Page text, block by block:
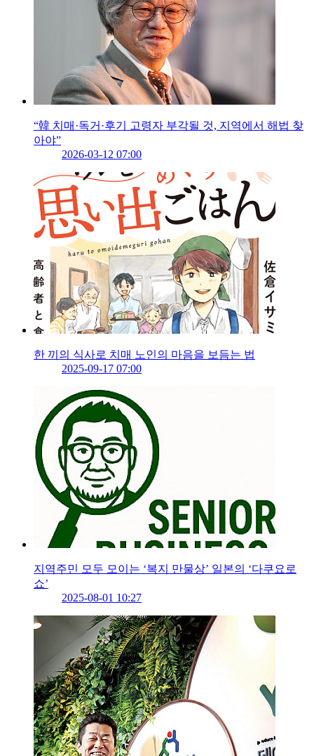
“韓 치매·독거·후기 고령자 부각될 것, 지역에서 해법 찾
아야”
2026-03-12 07:00
한 끼의 식사로 치매 노인의 마음을 보듬는 법
2025-09-17 07:00
지역주민 모두 모이는 ‘복지 만물상’ 일본의 ‘다쿠요로
쇼’
2025-08-01 10:27